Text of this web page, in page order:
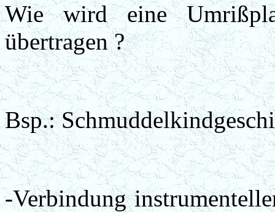
Wie wird eine
übertragen ?
Bsp.:
-Verbindung